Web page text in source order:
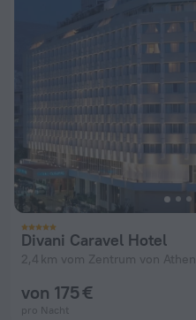
Divani Caravel Hotel
2,4 km vom Zentrum von Athen
von 175 €
pro Nacht